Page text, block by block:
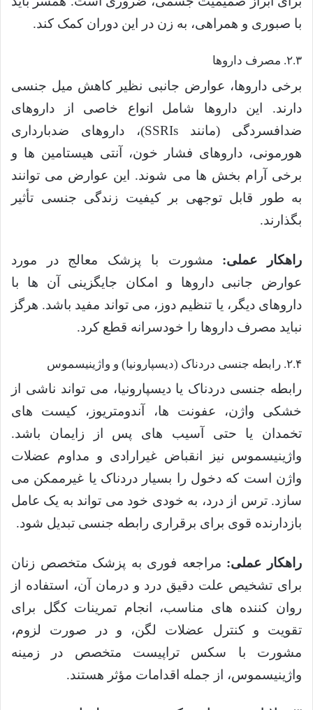
با صبوری و همراهی، به زن در این دوران کمک کند.
۲.۳. مصرف داروها
برخی داروها، عوارض جانبی نظیر کاهش میل جنسی
دارند. این داروها شامل انواع خاصی از داروهای
ضدافسردگی (مانند SSRIs)، داروهای ضدبارداری
هورمونی، داروهای فشار خون، آنتی هیستامین ها و
برخی آرام بخش ها می شوند. این عوارض می توانند
به طور قابل توجهی بر کیفیت زندگی جنسی تأثیر
بگذارند.
راهکار عملی: مشورت با پزشک معالج در مورد
عوارض جانبی داروها و امکان جایگزینی آن ها با
داروهای دیگر، یا تنظیم دوز، می تواند مفید باشد. هرگز
نباید مصرف داروها را خودسرانه قطع کرد.
۲.۴. رابطه جنسی دردناک (دیسپارونیا) و واژینیسموس
رابطه جنسی دردناک یا دیسپارونیا، می تواند ناشی از
خشکی واژن، عفونت ها، آندومتریوز، کیست های
تخمدان یا حتی آسیب های پس از زایمان باشد.
واژینیسموس نیز انقباض غیرارادی و مداوم عضلات
واژن است که دخول را بسیار دردناک یا غیرممکن می
سازد. ترس از درد، به خودی خود می تواند به یک عامل
بازدارنده قوی برای برقراری رابطه جنسی تبدیل شود.
راهکار عملی: مراجعه فوری به پزشک متخصص زنان
برای تشخیص علت دقیق درد و درمان آن، استفاده از
روان کننده های مناسب، انجام تمرینات کگل برای
تقویت و کنترل عضلات لگن، و در صورت لزوم،
مشورت با سکس تراپیست متخصص در زمینه
واژینیسموس، از جمله اقدامات مؤثر هستند.